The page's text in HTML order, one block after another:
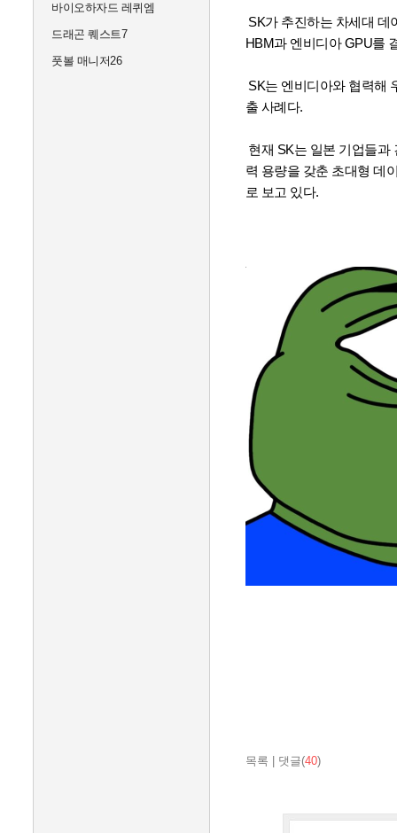
바이오하자드 레퀴엠
드래곤 퀘스트7
풋볼 매니저26
SK가 추진하는 차세대 데
HBM과 엔비디아 GPU를
SK는 엔비디아와 협력해
출 사례다.
현재 SK는 일본 기업들과
력 용량을 갖춘 초대형 데
로 보고 있다.
목록 댓글(40)